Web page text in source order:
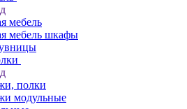
мебель
мебель шкафы
полки
модульные